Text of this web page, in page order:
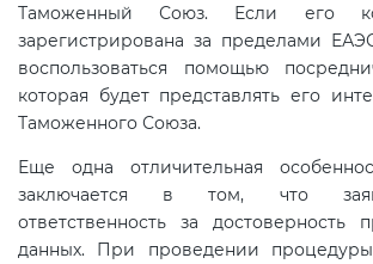
Таможенный Союз. Если его
зарегистрирована за пределами
воспользоваться помощью
которая будет представлять его
Таможенного Союза.
Еще одна отличительная
заключается в том, что
ответственность за достоверность
данных. При проведении